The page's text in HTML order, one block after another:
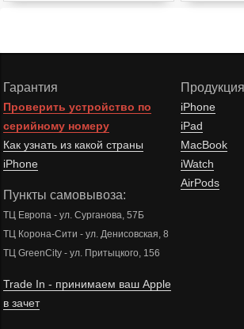
Гарантия
Проверить устройство по
серийному номеру
Как узнать из какой страны
iPhone
Пункты самовывоза:
ТЦ Европа - ул. Сурганова, 57Б
ТЦ Корона-Сити - ул. Денисовская, 8
ТЦ GreenCity - ул. Притыцкого, 156
Trade In - принимаем ваш Apple
в зачет
iPhone
iPad
MacBook
iWatch
AirPods